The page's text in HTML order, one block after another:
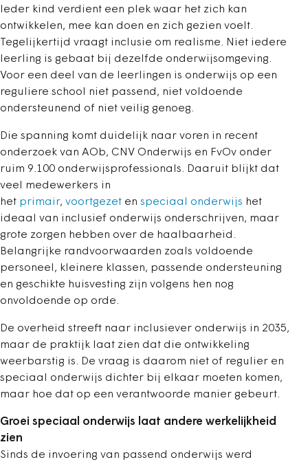
Ieder kind verdient een plek waar het zich kan
ontwikkelen, mee kan doen en zich gezien voelt.
Tegelijkertijd vraagt inclusie om realisme. Niet iedere
leerling is gebaat bij dezelfde onderwijs­omgeving.
Voor een deel van de leerlingen is onderwijs op een
reguliere school niet passend, niet voldoende
ondersteunend of niet veilig genoeg.
Die spanning komt duidelijk naar voren in recent
onderzoek van AOb, CNV Onderwijs en FvOv onder
ruim 9.100 onderwijsprofessionals. Daaruit blijkt dat
veel medewerkers in
het primair, voortgezet en speciaal onderwijs het
ideaal van inclusief onderwijs onderschrijven, maar
grote zorgen hebben over de haalbaarheid.
Belangrijke randvoorwaarden zoals voldoende
personeel, kleinere klassen, passende ondersteuning
en geschikte huisvesting zijn volgens hen nog
onvoldoende op orde.
De overheid streeft naar inclusiever onderwijs in 2035,
maar de praktijk laat zien dat die ontwikkeling
weerbarstig is. De vraag is daarom niet of regulier en
speciaal onderwijs dichter bij elkaar moeten komen,
maar hoe dat op een verantwoorde manier gebeurt.
Groei speciaal onderwijs laat andere werkelijkheid
zien
Sinds de invoering van passend onderwijs werd